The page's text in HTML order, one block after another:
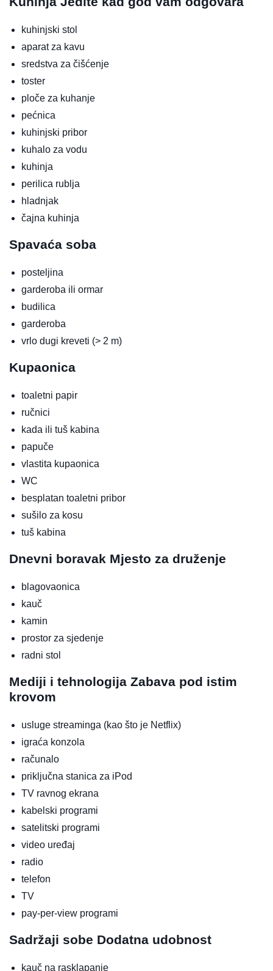
kuhinjski stol
aparat za kavu
sredstva za čišćenje
toster
ploče za kuhanje
pećnica
kuhinjski pribor
kuhalo za vodu
kuhinja
perilica rublja
hladnjak
čajna kuhinja
Spavaća soba
posteljina
garderoba ili ormar
budilica
garderoba
vrlo dugi kreveti (> 2 m)
Kupaonica
toaletni papir
ručnici
kada ili tuš kabina
papuče
vlastita kupaonica
WC
besplatan toaletni pribor
sušilo za kosu
tuš kabina
Dnevni boravak Mjesto za druženje
blagovaonica
kauč
kamin
prostor za sjedenje
radni stol
Mediji i tehnologija Zabava pod istim
krovom
usluge streaminga (kao što je Netflix)
igraća konzola
računalo
priključna stanica za iPod
TV ravnog ekrana
kabelski programi
satelitski programi
video uređaj
radio
telefon
TV
pay-per-view programi
Sadržaji sobe Dodatna udobnost
kauč na rasklapanje